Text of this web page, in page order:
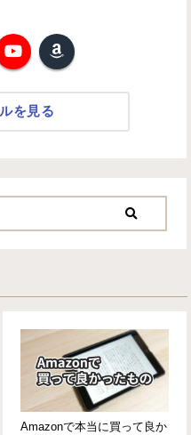
を見る
Amazonで本当に買って良か